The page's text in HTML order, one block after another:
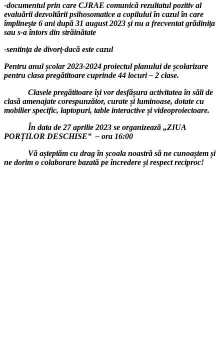
-documentul prin care CJRAE comunică rezultatul pozitiv al
evaluării dezvoltării psihosomatice a copilului în cazul în care
împlineşte 6 ani după 31 august 2023 şi nu a frecventat grădiniţa
sau s-a întors din străinătate
-sentinţa de divorţ-dacă este cazul
Pentru anul școlar 2023-2024 proiectul planului de școlarizare
pentru clasa pregătitoare cuprinde 44 locuri – 2 clase.
Clasele pregătitoare își vor desfășura activitatea în săli de
clasă amenajate corespunzător, curate și luminoase, dotate cu
mobilier specific, laptopuri, table interactive și videoproiectoare.
În data de 27 aprilie 2023 se organizează „ZIUA
PORȚILOR DESCHISEˮ – ora 16:00
Vă așteptăm cu drag în școala noastră să ne cunoaștem și
ne dorim o colaborare bazată pe încredere și respect reciproc!